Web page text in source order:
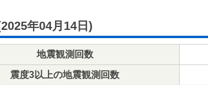
年04月14日)
地震観測回数
震度3以上の地震観測回数